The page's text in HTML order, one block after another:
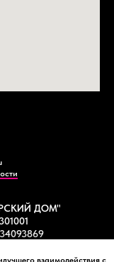
ДОМ"